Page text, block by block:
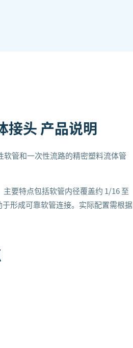
接头 产品说明
管和一次性流路的精密塑料流体管
要特点包括软管内径覆盖约 1/16 至
形成可靠软管连接。实际配置需根据